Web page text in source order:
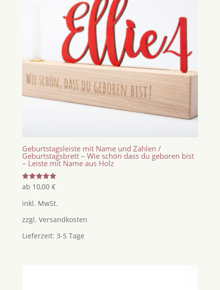
Geburtstagsleiste mit Name und Zahlen /
Geburtstagsbrett – Wie schön dass du geboren bist
– Leiste mit Name aus Holz
Bewertet
mit
von 5
ab 10,00 €
inkl. MwSt.
zzgl. Versandkosten
Lieferzeit: 3-5 Tage